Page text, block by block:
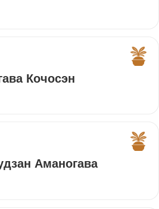
Кочосэн
Аманогава